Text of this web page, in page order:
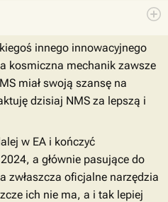
innego innowacyjnego
kosmiczna mechanik zawsze
miał swoją szansę na
dzisiaj NMS za lepszą i
w EA i kończyć
a głównie pasujące do
zwłaszcza oficjalne narzędzia
ich nie ma, a i tak lepiej